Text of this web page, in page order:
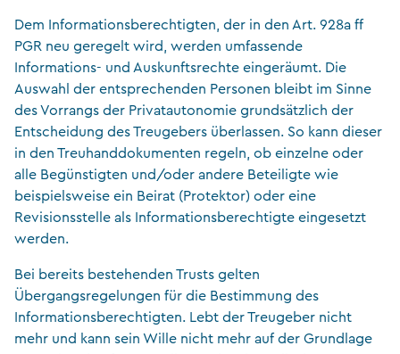
Dem Informationsberechtigten, der in den Art. 928a ff
PGR neu geregelt wird, werden umfassende
Informations- und Auskunftsrechte eingeräumt. Die
Auswahl der entsprechenden Personen bleibt im Sinne
des Vorrangs der Privatautonomie grundsätzlich der
Entscheidung des Treugebers überlassen. So kann dieser
in den Treuhanddokumenten regeln, ob einzelne oder
alle Begünstigten und/oder andere Beteiligte wie
beispielsweise ein Beirat (Protektor) oder eine
Revisionsstelle als Informationsberechtigte eingesetzt
werden.
Bei bereits bestehenden Trusts gelten
Übergangsregelungen für die Bestimmung des
Informationsberechtigten. Lebt der Treugeber nicht
mehr und kann sein Wille nicht mehr auf der Grundlage